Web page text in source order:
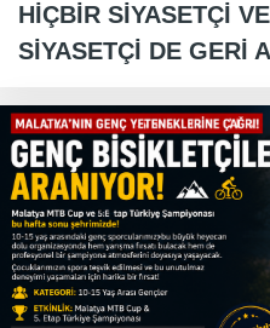
HİÇBİR SİYASETÇİ
SİYASETÇİ DE GERİ